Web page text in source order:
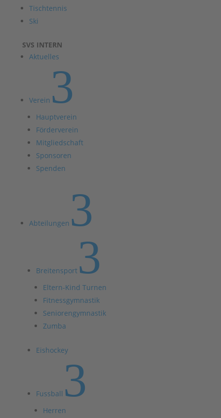
Tischtennis
Ski
SVS INTERN
Aktuelles
Verein 3
Hauptverein
Förderverein
Mitgliedschaft
Sponsoren
Spenden
Abteilungen 3
Breitensport3
Eltern-Kind Turnen
Fitnessgymnastik
Seniorengymnastik
Zumba
Eishockey
Fussball 3
Herren